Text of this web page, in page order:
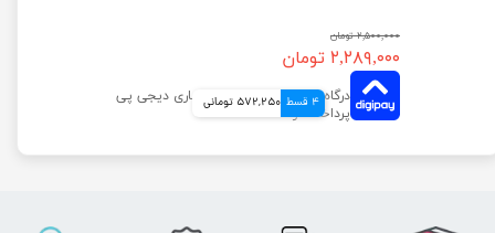
۲,۵۰۰,۰۰۰ تومان
۲,۲۸۹,۰۰۰ تومان
4 قسط 572,250 تومانی